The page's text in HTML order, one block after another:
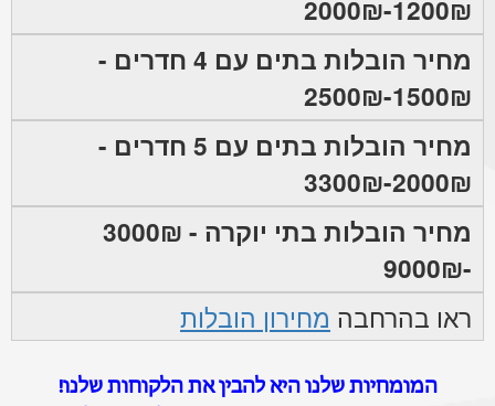
1200₪-2000₪
מחיר הובלות בתים עם 4 חדרים -
1500₪-2500₪
מחיר הובלות בתים עם 5 חדרים -
2000₪-3300₪
מחיר הובלות בתי יוקרה - 3000₪
-9000₪
ראו בהרחבה מחירון הובלות
המומחיות שלנו היא להבין את הלקוחות שלנו!